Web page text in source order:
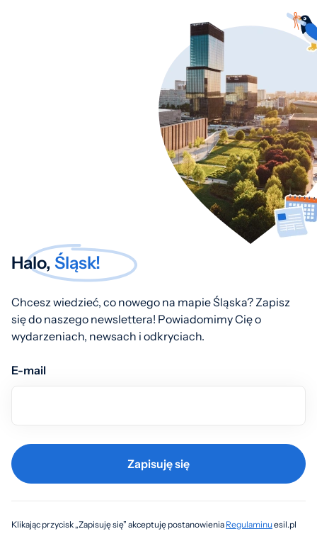
Halo, Śląsk!
Chcesz wiedzieć, co nowego na mapie Śląska? Zapisz
się do naszego newslettera! Powiadomimy Cię o
wydarzeniach, newsach i odkryciach.
E-mail
Zapisuję się
Klikając przycisk „Zapisuję się” akceptuję postanowienia Regulaminuesil.pl